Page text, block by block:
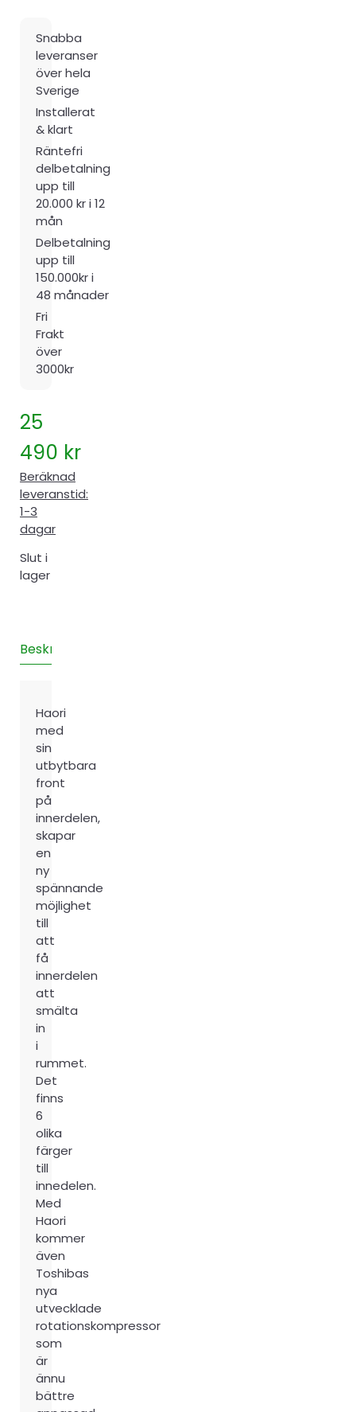
Snabba
leveranser
över hela
Sverige
Installerat
& klart
Räntefri
delbetalning
upp till
20.000 kr i 12
mån
Delbetalning
upp till
150.000kr i
48 månader
Fri
Frakt
över
3000kr
25
490 kr
Beräknad
leveranstid:
1-3
dagar
Slut i
lager
Beskrivning
Haori
med
sin
utbytbara
front
på
innerdelen,
skapar
en
ny
spännande
möjlighet
till
att
få
innerdelen
att
smälta
in
i
rummet.
Det
finns
6
olika
färger
till
innedelen.
Med
Haori
kommer
även
Toshibas
nya
utvecklade
rotationskompressor
som
är
ännu
bättre